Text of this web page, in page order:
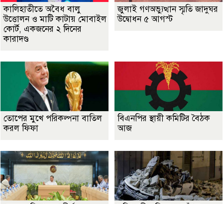
কালিহাতীতে অবৈধ বালু
উত্তোলন ও মাটি কাটায় মোবাইল
কোর্ট, একজনের ২ দিনের
কারাদণ্ড
জুলাই গণঅভ্যুত্থান স্মৃতি জাদুঘর
উদ্বোধন ৫ আগস্ট
তোপের মুখে পরিকল্পনা বাতিল
করল ফিফা
বিএনপির স্থায়ী কমিটির বৈঠক
আজ